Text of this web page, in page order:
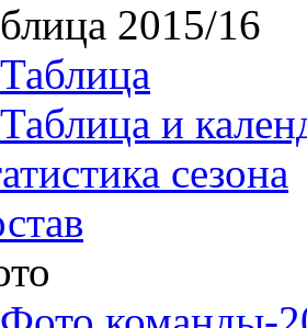
2015/16
Таблица
Таблица и
сезона